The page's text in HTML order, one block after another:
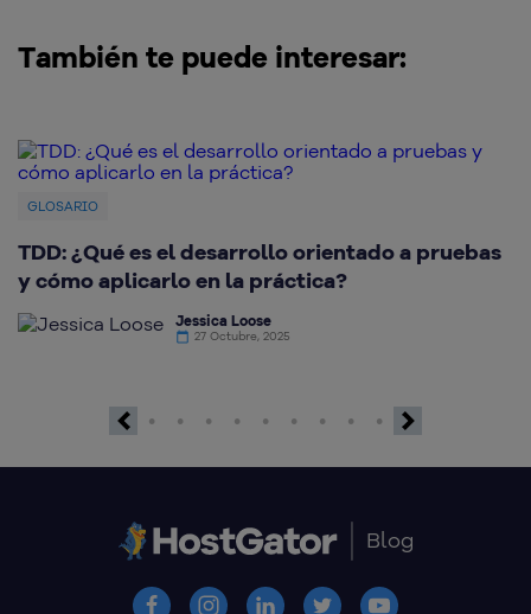
También te puede interesar:
GLOSARIO
TDD: ¿Qué es el desarrollo orientado a pruebas
y cómo aplicarlo en la práctica?
Jessica Loose
27 Octubre, 2025
Blog